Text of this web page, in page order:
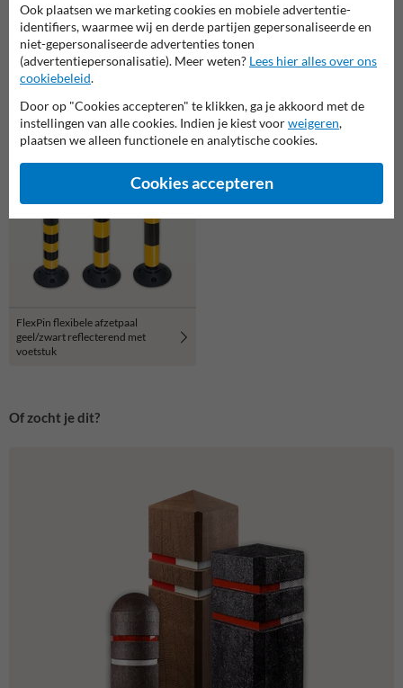
FlexPin flexibele afzetpaal
rood/wit reflecterend met
voetstuk
Kettingpaal staal Ø60x900mm
FlexPin flexibele afzetpaal
geel/zwart reflecterend met
voetstuk
Of zocht je dit?
Ook plaatsen we marketing cookies en mobiele advertentie-
identifiers, waarmee wij en derde partijen gepersonaliseerde en
niet-gepersonaliseerde advertenties tonen
(advertentiepersonalisatie). Meer weten? Lees hier alles over ons
cookiebeleid.
Door op "Cookies accepteren" te klikken, ga je akkoord met de
instellingen van alle cookies. Indien je kiest voorweigeren,
plaatsen we alleen functionele en analytische cookies.
Cookies accepteren